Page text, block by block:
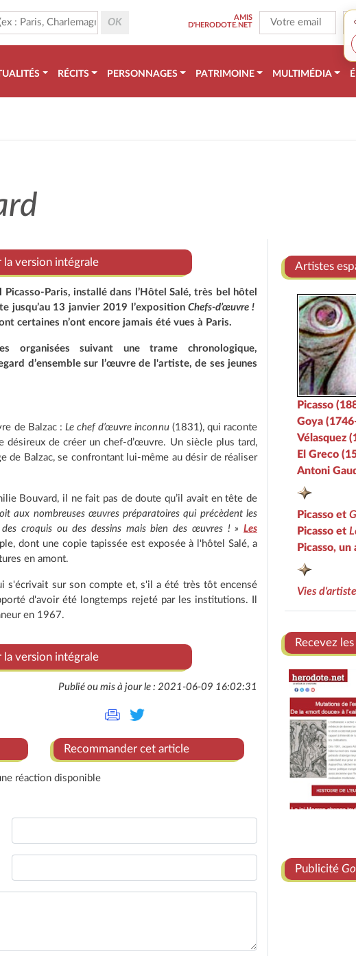
AMIS
D'HERODOTE.NET
RÉCITS PERSONNAGES PATRIMOINE MULTIMÉDIA
la version intégrale
Paris, installé dans l’Hôtel Salé, très bel hôtel
jusqu’au 13 janvier 2019 l’expositionChefs-d’œuvre !
certaines n’ont encore jamais été vues à Paris.
organisées suivant une trame chronologique,
d’ensemble sur l’œuvre de l'artiste, de ses jeunes
de Balzac : Le chef d’œuvre inconnu(1831), qui raconte
désireux de créer un chef-d’œuvre. Un siècle plus tard,
de Balzac, se confrontant lui-même au désir de réaliser
Bouvard, il ne fait pas de doute qu’il avait en tête de
aux nombreuses œuvres préparatoires qui précèdent les
croquis ou des dessins mais bien des œuvres ! » Les
dont une copie tapissée est exposée à l'hôtel Salé, a
en amont.
s'écrivait sur son compte et, s'il a été très tôt encensé
d'avoir été longtemps rejeté par les institutions. Il
en 1967.
la version intégrale
Publié ou mis à jour le : 2021-06-09 16:02:31
Recommander cet article
réaction disponible
Artistes
Picasso
Goya
Vélasquez
El Greco
Antoni
Picasso et
Picasso et
Picasso,
Vies
Recevez
Publicité